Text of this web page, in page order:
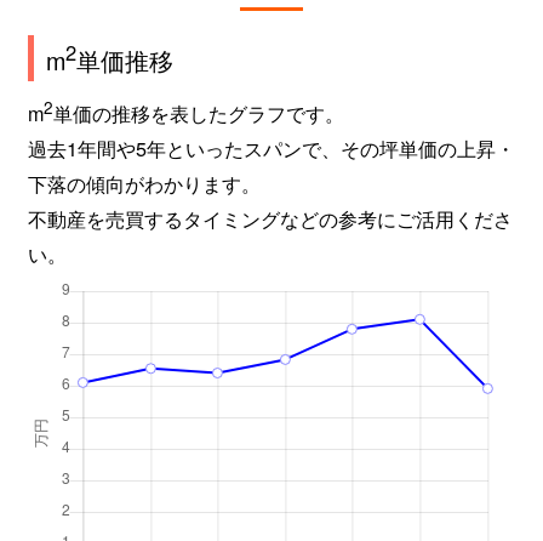
m2単価推移
m2単価の推移を表したグラフです。
過去1年間や5年といったスパンで、その坪単価の上昇・
下落の傾向がわかります。
不動産を売買するタイミングなどの参考にご活用くださ
い。